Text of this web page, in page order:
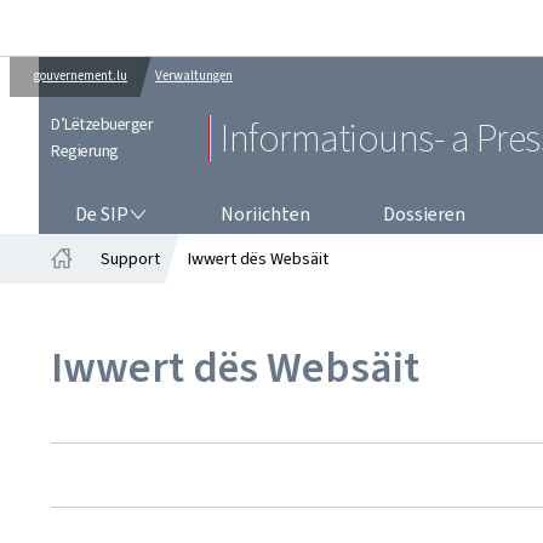
gouvernement.lu Verwaltungen
D’Lëtzebuerger
Regierung
Informatiouns- a
De SIP Noriichten
Dossieren
Support Iwwert dës Websäit
Iwwert dës Websäit